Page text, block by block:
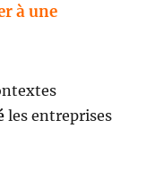
à une
les entreprises